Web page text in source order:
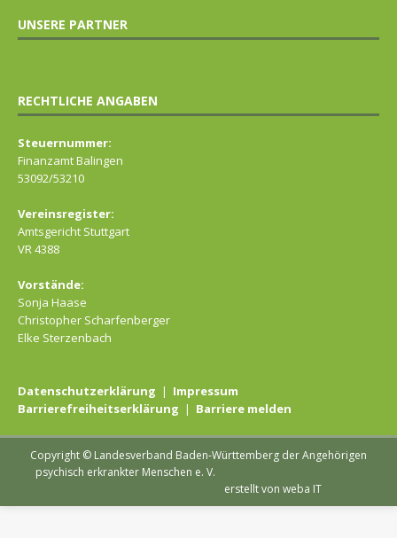
UNSERE PARTNER
RECHTLICHE ANGABEN
Steuernummer:
Finanzamt Balingen
53092/53210
Vereinsregister:
Amtsgericht Stuttgart
VR 4388
Vorstände:
Sonja Haase
Christopher Scharfenberger
Elke Sterzenbach
Datenschutzerklärung | Impressum
Barrierefreiheitserklärung | Barriere melden
Copyright © Landesverband Baden-Württemberg der Angehörigen
psychisch erkrankter Menschen e. V.
erstellt von weba IT